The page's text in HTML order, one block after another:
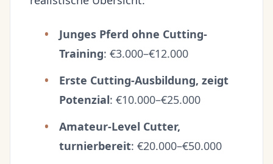
Junges Pferd ohne Cutting-
Training: €3.000–€12.000
Erste Cutting-Ausbildung, zeigt
Potenzial: €10.000–€25.000
Amateur-Level Cutter,
turnierbereit: €20.000–€50.000